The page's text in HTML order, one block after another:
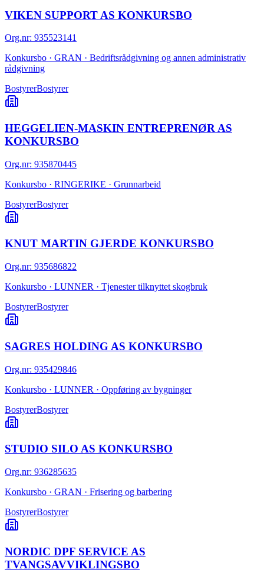
VIKEN SUPPORT AS KONKURSBO
Org.nr: 935523141
Konkursbo · GRAN · Bedriftsrådgivning og annen administrativ
rådgivning
BostyrerBostyrer
HEGGELIEN-MASKIN ENTREPRENØR AS
KONKURSBO
Org.nr: 935870445
Konkursbo · RINGERIKE · Grunnarbeid
BostyrerBostyrer
KNUT MARTIN GJERDE KONKURSBO
Org.nr: 935686822
Konkursbo · LUNNER · Tjenester tilknyttet skogbruk
BostyrerBostyrer
SAGRES HOLDING AS KONKURSBO
Org.nr: 935429846
Konkursbo · LUNNER · Oppføring av bygninger
BostyrerBostyrer
STUDIO SILO AS KONKURSBO
Org.nr: 936285635
Konkursbo · GRAN · Frisering og barbering
BostyrerBostyrer
NORDIC DPF SERVICE AS
TVANGSAVVIKLINGSBO